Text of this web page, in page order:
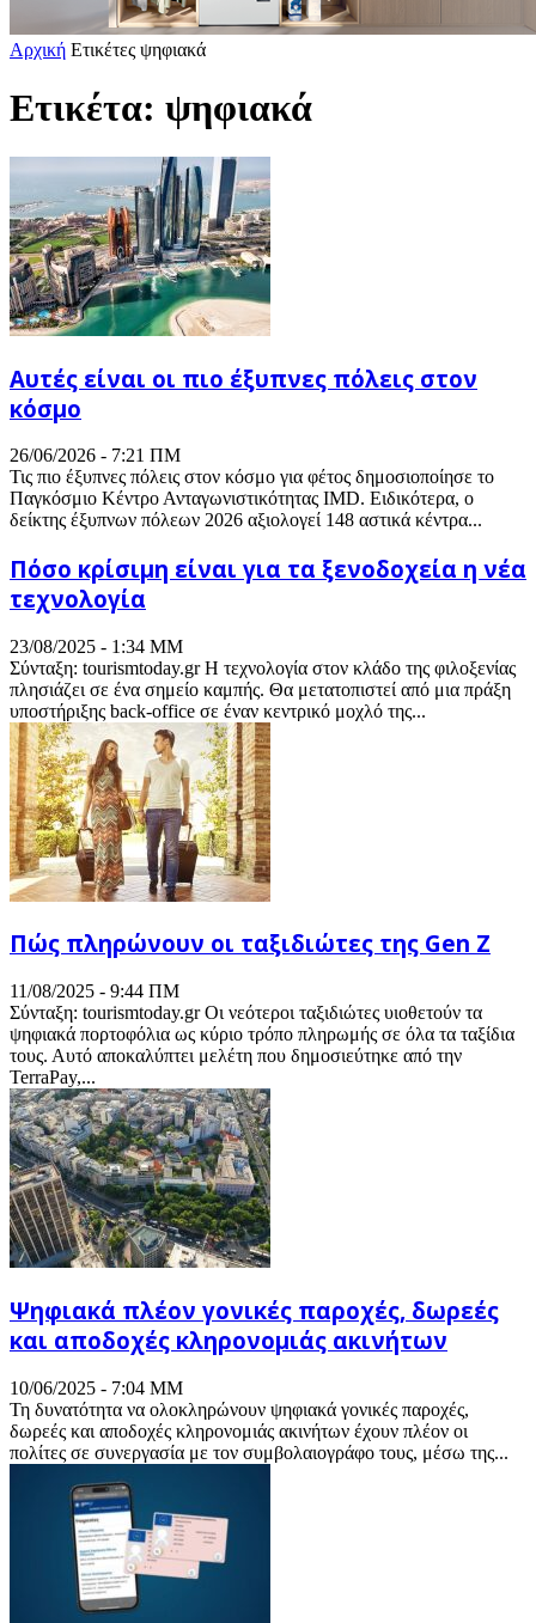
Αρχική Ετικέτες ψηφιακά
Ετικέτα: ψηφιακά
Αυτές είναι οι πιο έξυπνες πόλεις στον
κόσμο
26/06/2026 - 7:21 ΠΜ
Τις πιο έξυπνες πόλεις στον κόσμο για φέτος δημοσιοποίησε το
Παγκόσμιο Κέντρο Ανταγωνιστικότητας IMD. Ειδικότερα, ο
δείκτης έξυπνων πόλεων 2026 αξιολογεί 148 αστικά κέντρα...
Πόσο κρίσιμη είναι για τα ξενοδοχεία η νέα
τεχνολογία
23/08/2025 - 1:34 ΜΜ
Σύνταξη: tourismtoday.gr Η τεχνολογία στον κλάδο της φιλοξενίας
πλησιάζει σε ένα σημείο καμπής. Θα μετατοπιστεί από μια πράξη
υποστήριξης back-office σε έναν κεντρικό μοχλό της...
Πώς πληρώνουν οι ταξιδιώτες της Gen Ζ
11/08/2025 - 9:44 ΠΜ
Σύνταξη: tourismtoday.gr Οι νεότεροι ταξιδιώτες υιοθετούν τα
ψηφιακά πορτοφόλια ως κύριο τρόπο πληρωμής σε όλα τα ταξίδια
τους. Αυτό αποκαλύπτει μελέτη που δημοσιεύτηκε από την
TerraPay,...
Ψηφιακά πλέον γονικές παροχές, δωρεές
και αποδοχές κληρονομιάς ακινήτων
10/06/2025 - 7:04 ΜΜ
Τη δυνατότητα να ολοκληρώνουν ψηφιακά γονικές παροχές,
δωρεές και αποδοχές κληρονομιάς ακινήτων έχουν πλέον οι
πολίτες σε συνεργασία με τον συμβολαιογράφο τους, μέσω της...